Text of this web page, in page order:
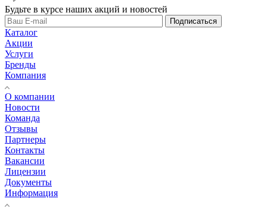
Будьте в курсе наших акций и новостей
Подписаться
Каталог
Акции
Услуги
Бренды
Компания
О компании
Новости
Команда
Отзывы
Партнеры
Контакты
Вакансии
Лицензии
Документы
Информация